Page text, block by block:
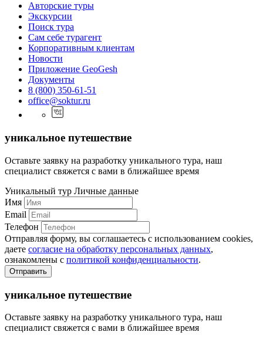
Авторские туры
Экскурсии
Поиск тура
Cам себе турагент
Корпоративным клиентам
Новости
Приложение GeoGesh
Документы
8 (800) 350-61-51
office@soktur.ru
уникальное путешествие
Оставьте заявку на разработку уникального тура, наш
специалист свяжется с вами в ближайшее время
Уникальный тур Личные данные
Имя
Email
Телефон
Отправляя форму, вы соглашаетесь с использованием cookies,
даете согласие на обработку персональных данных,
ознакомлены с политикой конфиденциальности.
Отправить
уникальное путешествие
Оставьте заявку на разработку уникального тура, наш
специалист свяжется с вами в ближайшее время